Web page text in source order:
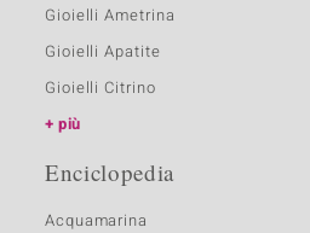
Gioielli Ametrina
Gioielli Apatite
Gioielli Citrino
più
Enciclopedia
Acquamarina